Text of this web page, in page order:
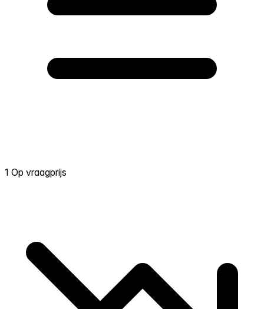
1 Op vraagprijs